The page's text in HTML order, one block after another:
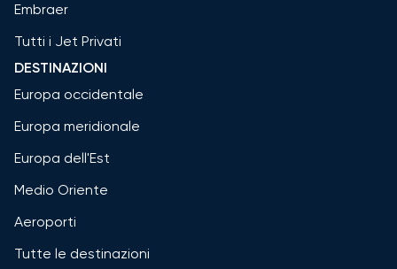
Embraer
Tutti i Jet Privati
DESTINAZIONI
Europa occidentale
Europa meridionale
Europa dell'Est
Medio Oriente
Aeroporti
Tutte le destinazioni